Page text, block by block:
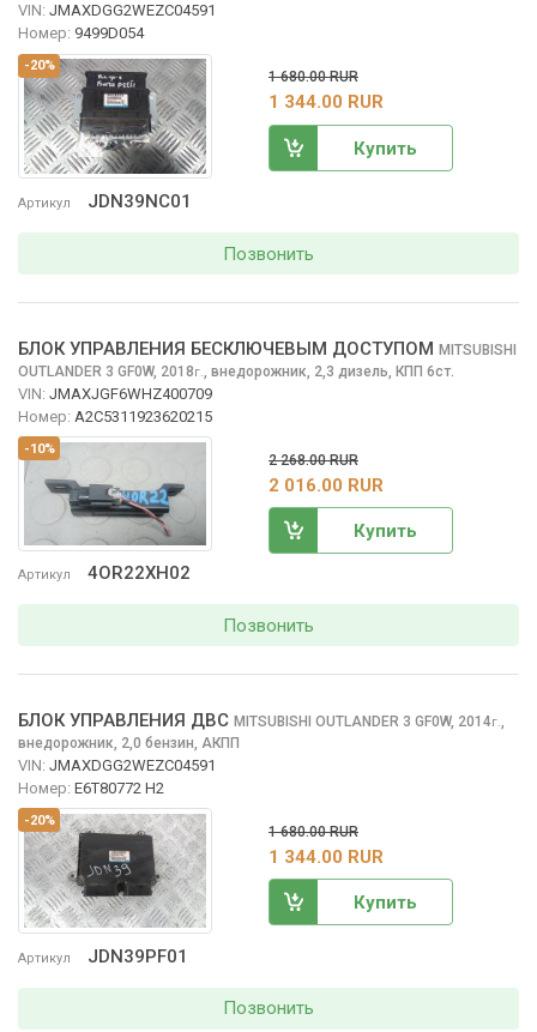
-20%
Артикул JDN39NC01
VIN: JMAXDGG2WEZC04591
Номер: 9499D054
1 680.00 RUR
1 344.00 RUR
Купить
Позвонить
-10%
Артикул 4OR22XH02
БЛОК УПРАВЛЕНИЯ БЕСКЛЮЧЕВЫМ ДОСТУПОМ MITSUBISHI
OUTLANDER 3 GF0W, 2018г. внедорожник, 2,3 дизель, КПП 6ст.
VIN: JMAXJGF6WHZ400709
Номер: A2C5311923620215
2 268.00 RUR
2 016.00 RUR
Купить
Позвонить
-20%
Артикул JDN39PF01
БЛОК УПРАВЛЕНИЯ ДВС MITSUBISHI OUTLANDER 3 GF0W, 2014г.
внедорожник, 2,0 бензин, АКПП
VIN: JMAXDGG2WEZC04591
Номер: E6T80772 H2
1 680.00 RUR
1 344.00 RUR
Купить
Позвонить